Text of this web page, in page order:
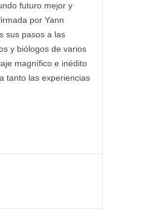
futuro mejor y
por Yann
sus pasos a las
y biólogos de varios
magnífico e inédito
tanto las experiencias